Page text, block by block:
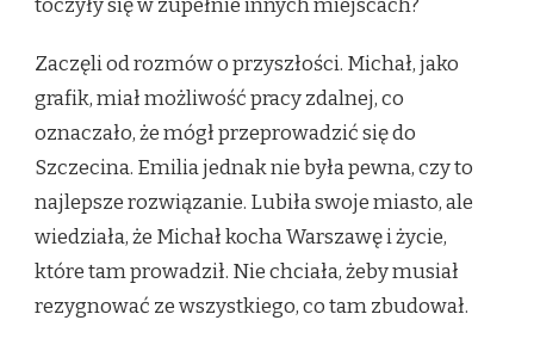
toczyły się w zupełnie innych miejscach?
Zaczęli od rozmów o przyszłości. Michał, jako
grafik, miał możliwość pracy zdalnej, co
oznaczało, że mógł przeprowadzić się do
Szczecina. Emilia jednak nie była pewna, czy to
najlepsze rozwiązanie. Lubiła swoje miasto, ale
wiedziała, że Michał kocha Warszawę i życie,
które tam prowadził. Nie chciała, żeby musiał
rezygnować ze wszystkiego, co tam zbudował.